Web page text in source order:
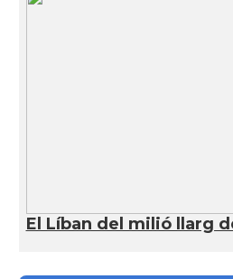
El Líban del milió llarg